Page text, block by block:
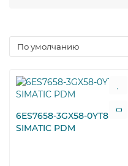
6ES7658-3GX58-0YT8
SIMATIC PDM